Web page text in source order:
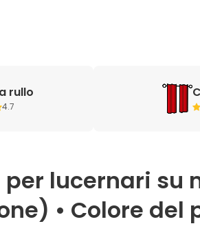
rullo
4.7
lucernari su
• Colore del